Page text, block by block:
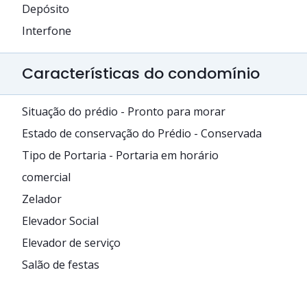
Depósito
Interfone
Características do condomínio
Situação do prédio - Pronto para morar
Estado de conservação do Prédio - Conservada
Tipo de Portaria - Portaria em horário
comercial
Zelador
Elevador Social
Elevador de serviço
Salão de festas